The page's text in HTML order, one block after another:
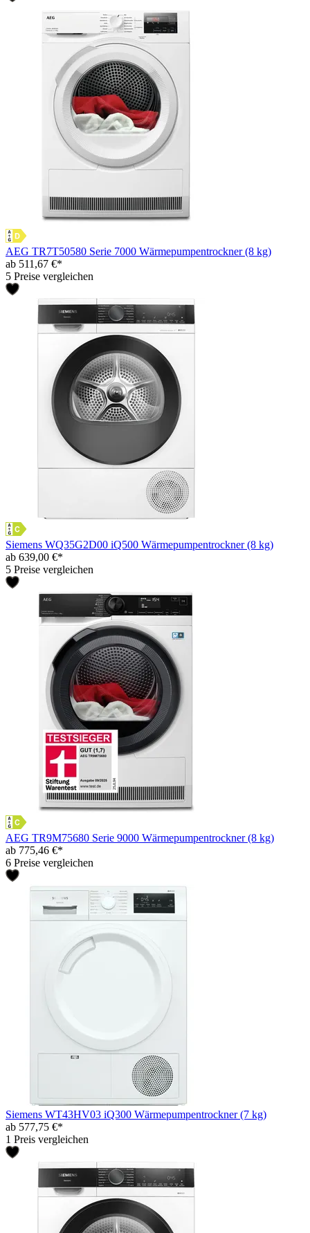
AEG TR7T50580 Serie 7000 Wärmepumpentrockner (8 kg)
ab 511,67 €*
5 Preise vergleichen
Siemens WQ35G2D00 iQ500 Wärmepumpentrockner (8 kg)
ab 639,00 €*
5 Preise vergleichen
AEG TR9M75680 Serie 9000 Wärmepumpentrockner (8 kg)
ab 775,46 €*
6 Preise vergleichen
Siemens WT43HV03 iQ300 Wärmepumpentrockner (7 kg)
ab 577,75 €*
1 Preis vergleichen